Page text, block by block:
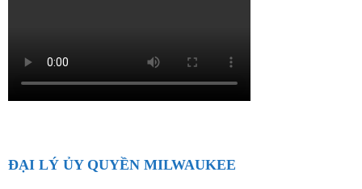
ĐẠI LÝ ỦY QUYỀN MILWAUKEE